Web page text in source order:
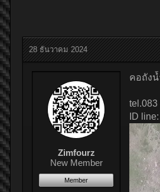
28 ธันวาคม 2024
Zimfourz
New Member
Member
คอถัง
tel.083
ID